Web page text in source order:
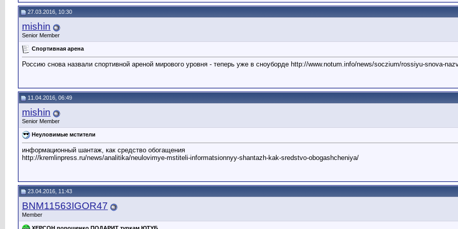
27.03.2016, 10:30
mishin
Senior Member
Спортивная арена
Россию снова назвали спортивной ареной мирового уровня - теперь уже в сноуборде http://www.notum.info/news/soczium/rossiyu-snova-
11.04.2016, 06:49
mishin
Senior Member
Неуловимые мстители
информационный шантаж, как средство обогащения
http://kremlinpress.ru/news/analitika/neulovimye-mstiteli-informatsionnyy-shantazh-kak-sredstvo-obogashcheniya/
23.04.2016, 11:43
BNM11563IGOR47
Member